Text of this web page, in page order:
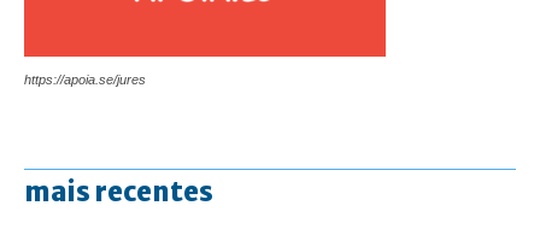
https://apoia.se/jures
mais recentes